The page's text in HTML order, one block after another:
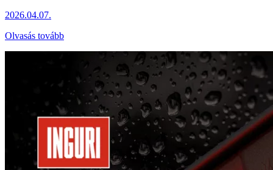
2026.04.07.
Olvasás tovább